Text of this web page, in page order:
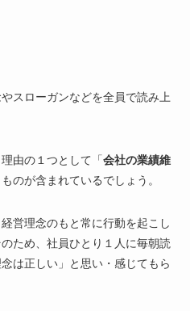
スローガンなどを全員で読み上
由の１つとして「会社の業績維
のが含まれているでしょう。
営理念のもと常に行動を起こし
ため、社員ひとり１人に毎朝読
は正しい」と思い・感じてもら